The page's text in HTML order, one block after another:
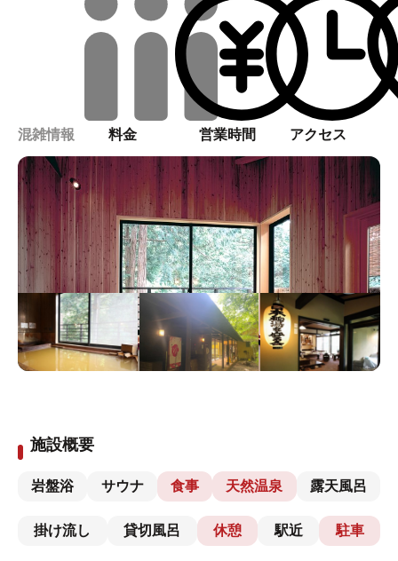
混雑情報 料金 営業時間 アクセス
施設概要
岩盤浴 サウナ 食事 天然温泉 露天風呂
掛け流し 貸切風呂 休憩 駅近 駐車